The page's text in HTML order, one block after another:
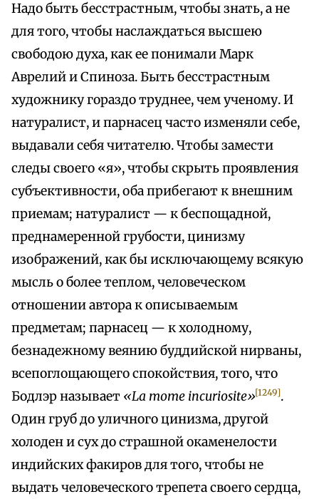
Надо быть бесстрастным, чтобы знать, а не
для того, чтобы наслаждаться высшею
свободою духа, как ее понимали Марк
Аврелий и Спиноза. Быть бесстрастным
художнику гораздо труднее, чем ученому. И
натуралист, и парнасец часто изменяли себе,
выдавали себя читателю. Чтобы замести
следы своего «я», чтобы скрыть проявления
субъективности, оба прибегают к внешним
приемам; натуралист — к беспощадной,
преднамеренной грубости, цинизму
изображений, как бы исключающему всякую
мысль о более теплом, человеческом
отношении автора к описываемым
предметам; парнасец — к холодному,
безнадежному веянию буддийской нирваны,
всепоглощающего спокойствия, того, что
Бодлэр называет «La тоте incuriosite»[1249].
Один груб до уличного цинизма, другой
холоден и сух до страшной окаменелости
индийских факиров для того, чтобы не
выдать человеческого трепета своего сердца,